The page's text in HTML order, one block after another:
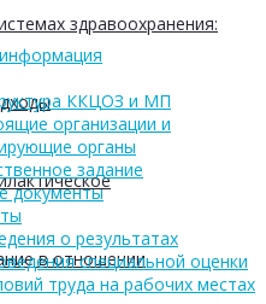
здравоохранения:
в отношении
ККЦОЗ и МП
организации и
органы
задание
документы
о результатах
специальной оценки
труда на рабочих местах